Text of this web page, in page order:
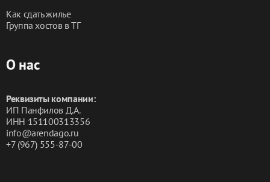
Как сдать жилье
Группа хостов в ТГ
О нас
Реквизиты компании:
ИП Панфилов Д.А.
ИНН 151100313356
info@arendago.ru
+7 (967) 555-87-00